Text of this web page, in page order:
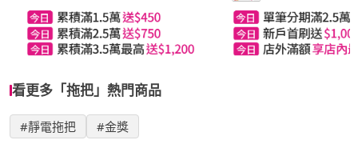
看更多「拖把」熱門商品
#靜電拖把 #金獎